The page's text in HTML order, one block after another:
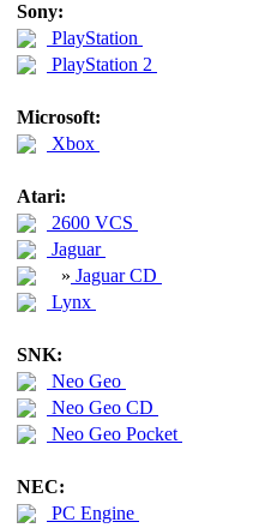
Sony:
PlayStation
PlayStation 2
Microsoft:
Xbox
Atari:
2600 VCS
Jaguar
» Jaguar CD
Lynx
SNK:
Neo Geo
Neo Geo CD
Neo Geo Pocket
NEC:
PC Engine